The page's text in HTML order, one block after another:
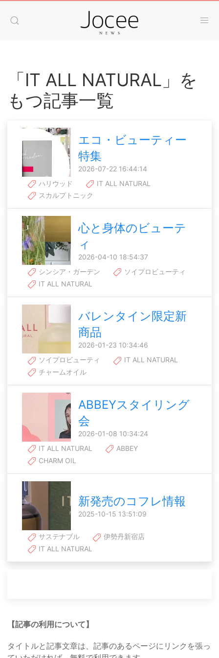
「IT ALL NATURAL」を
もつ記事一覧
エコ・ビューティー
特集
2026-07-22 16:44:14
ハリウッド
IT ALL NATURAL
スカルプトニック
心と身体のビューテ
ィ
2026-04-10 18:54:37
シンシア・ガーデン
ソイプロビューティ
IT ALL NATURAL
バレンタイン限定新
商品
2026-01-23 10:34:46
ソイプロビューティ
IT ALL NATURAL
チャームオイル
ABBEYスタイリング
会
2026-01-08 10:34:24
IT ALL NATURAL
ABBEY
CHARM OIL
新発売のコフレ情報
2025-10-15 13:51:09
サステナブル
伊勢丹新宿店
IT ALL NATURAL
【記事の利用について】
タイトルと記事文章は、記事のあるページにリンクを張っ